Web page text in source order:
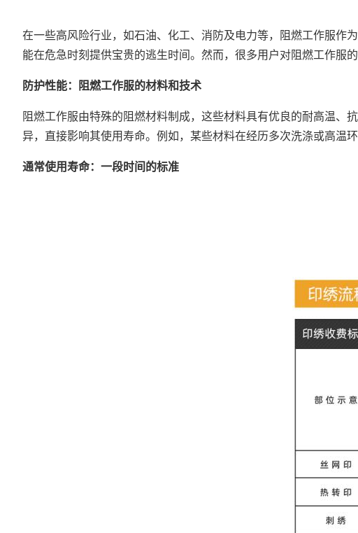
在一些高风险行业，如石油、化工、消防及电力等， 阻燃工作服作
能在危急时刻提供宝贵的逃生时间。然而，很多用户对阻燃工作服
防护性能：阻燃工作服的材料和技术
阻燃工作服由特殊的阻燃材料制成，这些材料具有优良的耐高温、
异，直接影响其使用寿命。例如，某些材料在经历多次洗涤或高温
通常使用寿命：一段时间的标准